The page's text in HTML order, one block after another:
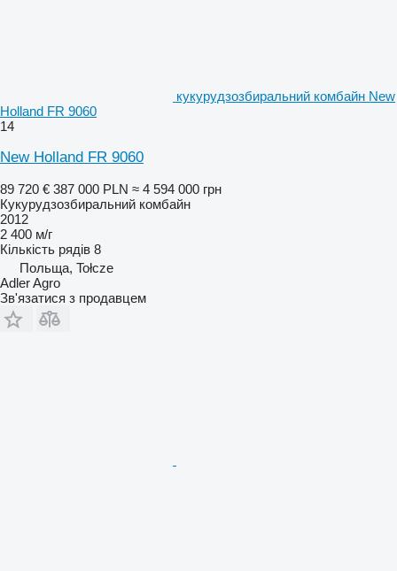
кукурудзозбиральний комбайн New
Holland FR 9060
14
New Holland FR 9060
89 720 € 387 000 PLN ≈ 4 594 000 грн
Кукурудзозбиральний комбайн
2012
2 400 м/г
Кількість рядів 8
Польща, Tołcze
Adler Agro
Зв'язатися з продавцем